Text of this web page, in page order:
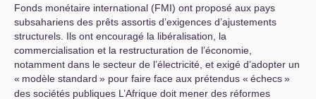
Fonds monétaire international (FMI) ont proposé aux pays
subsahariens des prêts assortis d’exigences d’ajustements
structurels. Ils ont encouragé la libéralisation, la
commercialisation et la restructuration de l’économie,
notamment dans le secteur de l’électricité, et exigé d’adopter un
« modèle standard » pour faire face aux prétendus « échecs»
des sociétés publiques L’Afrique doit mener des réformes